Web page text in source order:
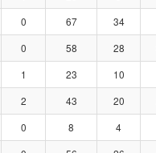
0 67 34
0 58 28
1 23 10
2 43 20
0 8 4